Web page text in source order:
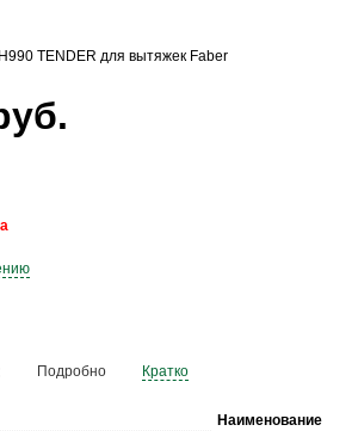
TENDER для вытяжек Faber
Подробно Кратко
Наименование